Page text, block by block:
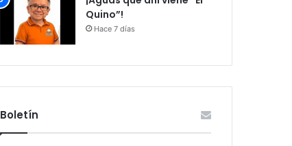
Quino”!
Hace 7 días
Boletín